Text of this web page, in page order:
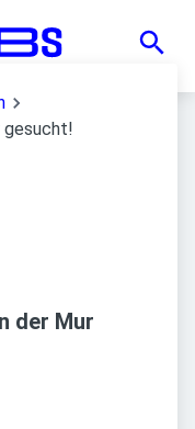
gesucht!
der Mur